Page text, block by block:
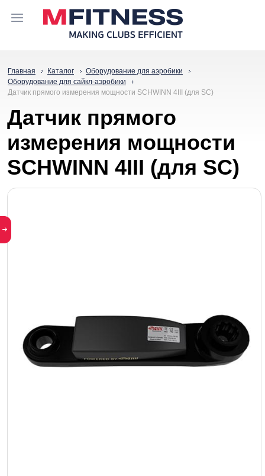
Главная Каталог
Оборудование для аэробики
Оборудование для сайкл-аэробики
Датчик прямого измерения мощности SCHWINN 4III (для SC)
Датчик прямого
измерения мощности
SCHWINN 4III (для SC)